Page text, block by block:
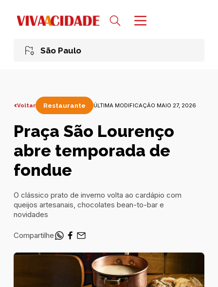
São Paulo
Voltar Restaurante ÚLTIMA MODIFICAÇÃO MAIO 27, 2026
Praça São Lourenço
abre temporada de
fondue
O clássico prato de inverno volta ao cardápio com
queijos artesanais, chocolates bean-to-bar e
novidades
Compartilhe